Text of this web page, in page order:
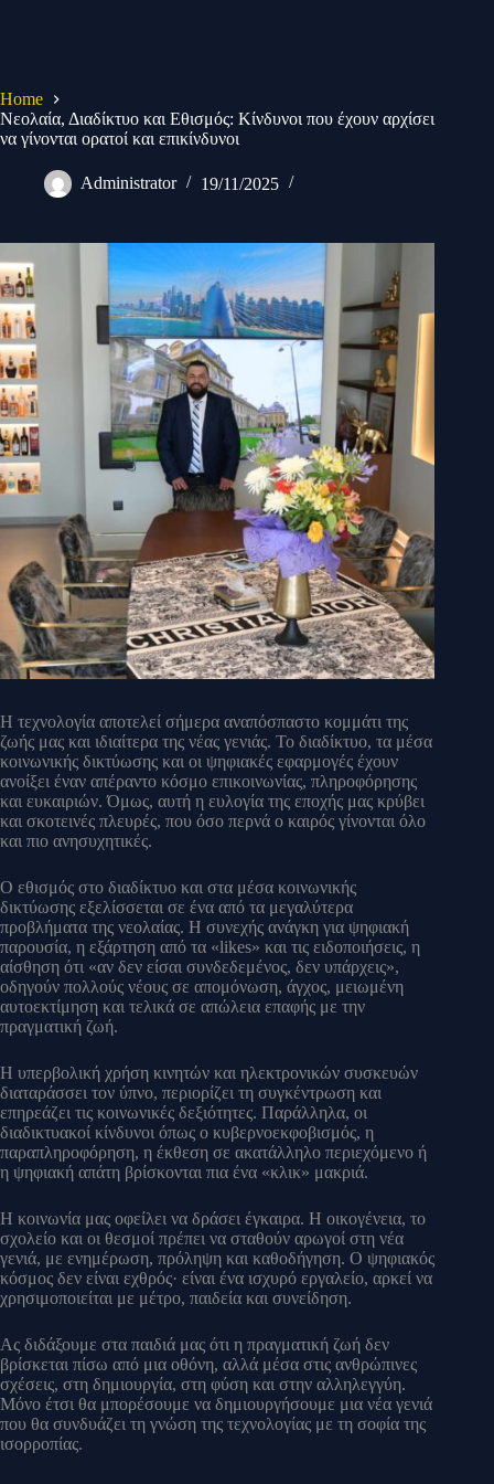
Home
Νεολαία, Διαδίκτυο και Εθισμός: Κίνδυνοι που έχουν αρχίσει
να γίνονται ορατοί και επικίνδυνοι
Administrator 19/11/2025
Η τεχνολογία αποτελεί σήμερα αναπόσπαστο κομμάτι της
ζωής μας και ιδιαίτερα της νέας γενιάς. Το διαδίκτυο, τα μέσα
κοινωνικής δικτύωσης και οι ψηφιακές εφαρμογές έχουν
ανοίξει έναν απέραντο κόσμο επικοινωνίας, πληροφόρησης
και ευκαιριών. Όμως, αυτή η ευλογία της εποχής μας κρύβει
και σκοτεινές πλευρές, που όσο περνά ο καιρός γίνονται όλο
και πιο ανησυχητικές.
Ο εθισμός στο διαδίκτυο και στα μέσα κοινωνικής
δικτύωσης εξελίσσεται σε ένα από τα μεγαλύτερα
προβλήματα της νεολαίας. Η συνεχής ανάγκη για ψηφιακή
παρουσία, η εξάρτηση από τα «likes» και τις ειδοποιήσεις, η
αίσθηση ότι «αν δεν είσαι συνδεδεμένος, δεν υπάρχεις»,
οδηγούν πολλούς νέους σε απομόνωση, άγχος, μειωμένη
αυτοεκτίμηση και τελικά σε απώλεια επαφής με την
πραγματική ζωή.
Η υπερβολική χρήση κινητών και ηλεκτρονικών συσκευών
διαταράσσει τον ύπνο, περιορίζει τη συγκέντρωση και
επηρεάζει τις κοινωνικές δεξιότητες. Παράλληλα, οι
διαδικτυακοί κίνδυνοι όπως ο κυβερνοεκφοβισμός, η
παραπληροφόρηση, η έκθεση σε ακατάλληλο περιεχόμενο ή
η ψηφιακή απάτη βρίσκονται πια ένα «κλικ» μακριά.
Η κοινωνία μας οφείλει να δράσει έγκαιρα. Η οικογένεια, το
σχολείο και οι θεσμοί πρέπει να σταθούν αρωγοί στη νέα
γενιά, με ενημέρωση, πρόληψη και καθοδήγηση. Ο ψηφιακός
κόσμος δεν είναι εχθρός· είναι ένα ισχυρό εργαλείο, αρκεί να
χρησιμοποιείται με μέτρο, παιδεία και συνείδηση.
Ας διδάξουμε στα παιδιά μας ότι η πραγματική ζωή δεν
βρίσκεται πίσω από μια οθόνη, αλλά μέσα στις ανθρώπινες
σχέσεις, στη δημιουργία, στη φύση και στην αλληλεγγύη.
Μόνο έτσι θα μπορέσουμε να δημιουργήσουμε μια νέα γενιά
που θα συνδυάζει τη γνώση της τεχνολογίας με τη σοφία της
ισορροπίας.